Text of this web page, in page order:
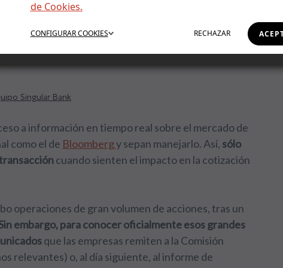
de Cookies.
RECHAZAR
CONFIGURARCOOKIES
el mercado de
Singular Bank
a información en tiempo real sobre el mercado de
como el de Bloombergy sepan manejarlo. Así, sólo
cuando sienten el impacto en la cotización
operaciones de gran volumen de acciones, tras un
embargo, para conocer oficialmente esos grandes
que las empresas remiten a la Comisión
relevantes) o, al día siguiente, al informe de